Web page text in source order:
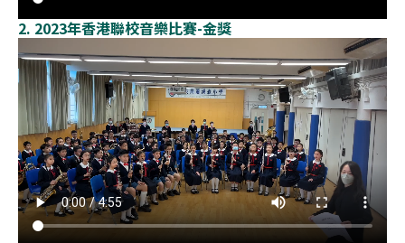
2. 2023年香港聯校音樂比賽-金獎